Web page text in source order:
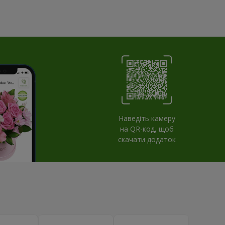
Наведіть камеру
на QR-код, щоб
скачати додаток